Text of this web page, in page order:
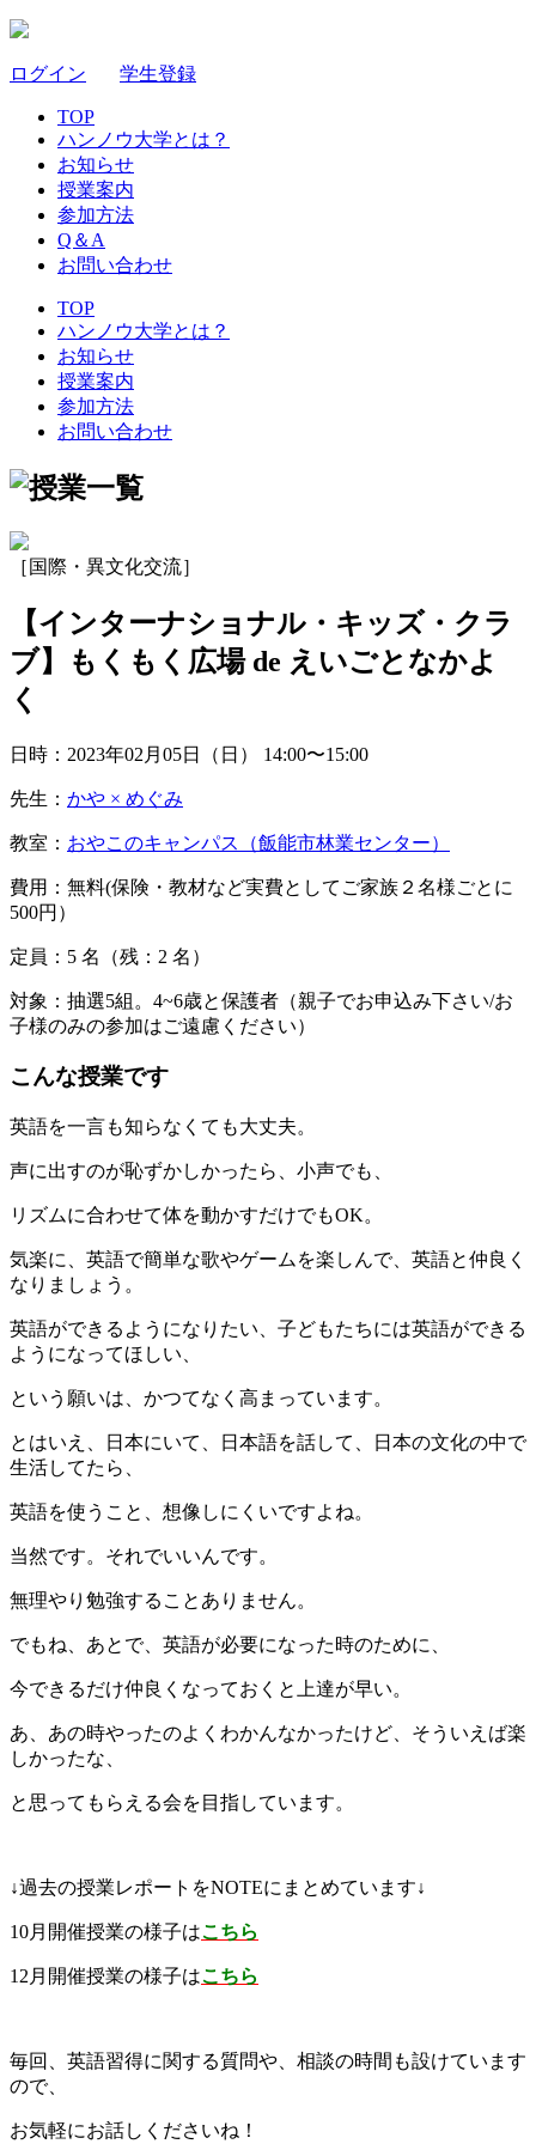
ログイン 学生登録
TOP
ハンノウ大学とは？
お知らせ
授業案内
参加方法
Q＆A
お問い合わせ
TOP
ハンノウ大学とは？
お知らせ
授業案内
参加方法
お問い合わせ
［国際・異文化交流］
【インターナショナル・キッズ・クラ
ブ】もくもく広場 de えいごとなかよ
く
日時：2023年02月05日（日） 14:00〜15:00
先生： かや × めぐみ
教室： おやこのキャンパス（飯能市林業センター）
費用：無料(保険・教材など実費としてご家族２名様ごとに
500円）
定員：5 名 （残：2 名 ）
対象：抽選5組。4~6歳と保護者（親子でお申込み下さい/お
子様のみの参加はご遠慮ください）
こんな授業です
英語を一言も知らなくても大丈夫。
声に出すのが恥ずかしかったら、小声でも、
リズムに合わせて体を動かすだけでもOK。
気楽に、英語で簡単な歌やゲームを楽しんで、英語と仲良く
なりましょう。
英語ができるようになりたい、子どもたちには英語ができる
ようになってほしい、
という願いは、かつてなく高まっています。
とはいえ、日本にいて、日本語を話して、日本の文化の中で
生活してたら、
英語を使うこと、想像しにくいですよね。
当然です。それでいいんです。
無理やり勉強することありません。
でもね、あとで、英語が必要になった時のために、
今できるだけ仲良くなっておくと上達が早い。
あ、あの時やったのよくわかんなかったけど、そういえば楽
しかったな、
と思ってもらえる会を目指しています。
↓過去の授業レポートをNOTEにまとめています↓
10月開催授業の様子はこちら
12月開催授業の様子はこちら
毎回、英語習得に関する質問や、相談の時間も設けています
ので、
お気軽にお話しくださいね！